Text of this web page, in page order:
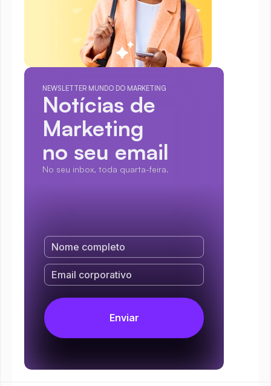
NEWSLETTER MUNDO DO MARKETING
Notícias de
Marketing
no seu email
No seu inbox, toda quarta-feira.